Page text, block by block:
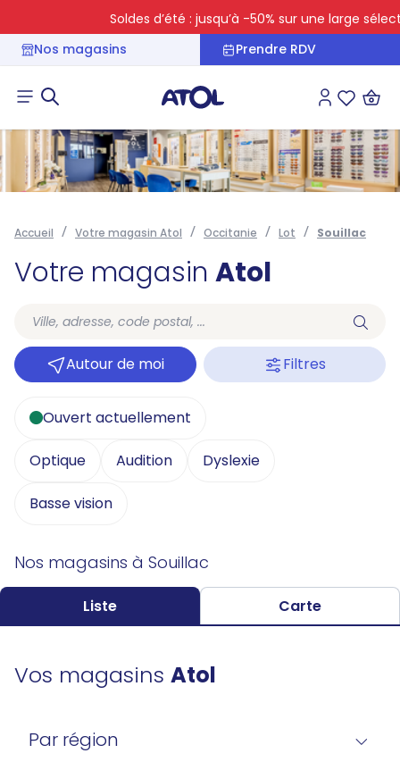
Soldes d’été : jusqu’à -50% sur une large
Nos magasins
Prendre RDV
Connexion
Accueil Votre magasin Atol Occitanie Lot Souillac
Votre magasin Atol
Autour de moi Filtres
Ouvert actuellement
Optique Audition Dyslexie
Basse vision
Nos magasins à Souillac
Liste Carte
Vos magasins Atol
Par région